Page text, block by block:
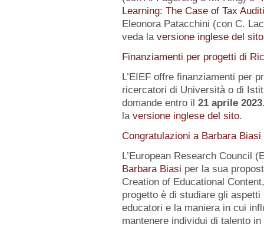
Learning: The Case of Tax
Eleonora Patacchini (con C.
veda la versione inglese del sito
Finanziamenti per progetti di
L’EIEF offre finanziamenti per
ricercatori di Università o di
domande entro il 21 aprile 2023
la versione inglese del sito.
Congratulazioni a Barbara Biasi
L’European Research Council
Barbara Biasi per la sua
Creation of Educational
progetto è di studiare gli
educatori e la maniera in cui
mantenere individui di talento